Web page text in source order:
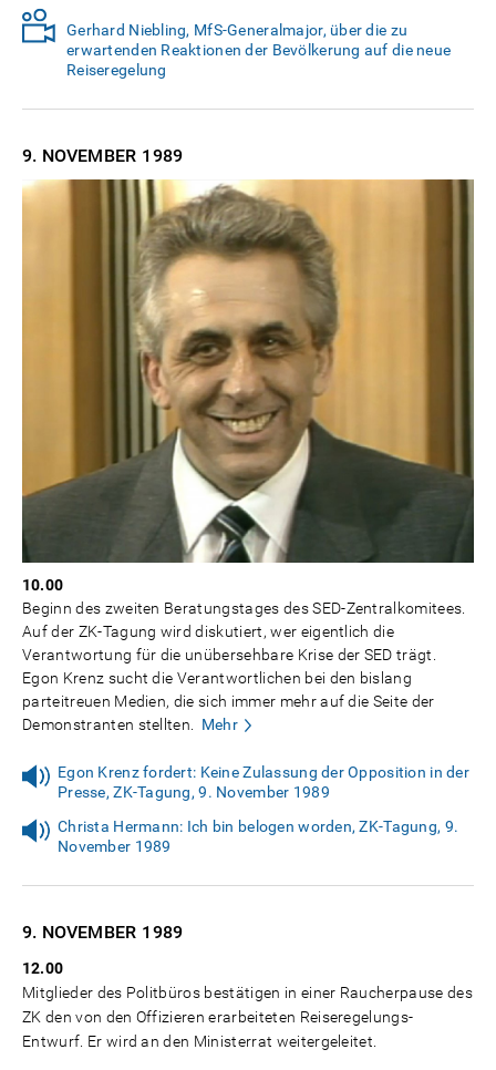
Gerhard Niebling, MfS-Generalmajor, über die zu
erwartenden Reaktionen der Bevölkerung auf die neue
Reiseregelung
9. NOVEMBER 1989
10.00
Beginn des zweiten Beratungstages des SED-Zentralkomitees.
Auf der ZK-Tagung wird diskutiert, wer eigentlich die
Verantwortung für die unübersehbare Krise der SED trägt.
Egon Krenz sucht die Verantwortlichen bei den bislang
parteitreuen Medien, die sich immer mehr auf die Seite der
Demonstranten stellten. Mehr
Egon Krenz fordert: Keine Zulassung der Opposition in der
Presse, ZK-Tagung, 9. November 1989
Christa Hermann: Ich bin belogen worden, ZK-Tagung, 9.
November 1989
9. NOVEMBER 1989
12.00
Mitglieder des Politbüros bestätigen in einer Raucherpause des
ZK den von den Offizieren erarbeiteten Reiseregelungs-
Entwurf. Er wird an den Ministerrat weitergeleitet.